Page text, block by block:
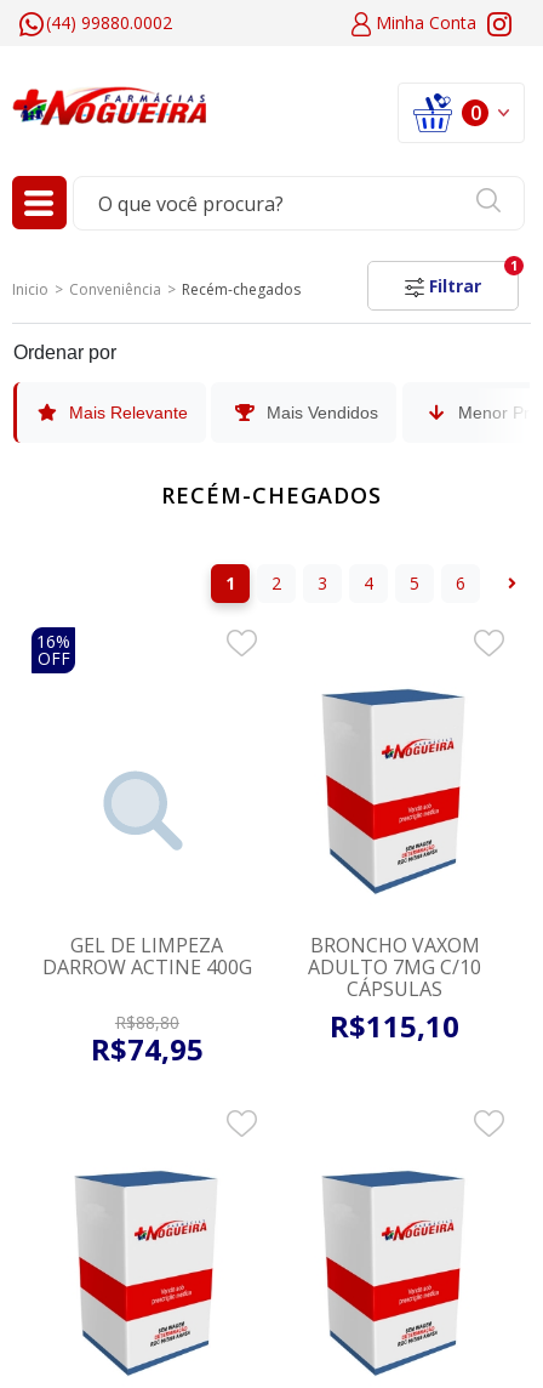
Minha Conta
(44) 99880.0002
0
Filtrar
1
Inicio Conveniência Recém-chegados
Ordenar por
Mais Relevante Mais Vendidos Menor
RECÉM-CHEGADOS
1 2 3 4 5 6
16%
OFF
GEL DE LIMPEZA
DARROW ACTINE 400G
R$88,80
R$74,95
BRONCHO VAXOM
ADULTO 7MG C/10
CÁPSULAS
R$115,10